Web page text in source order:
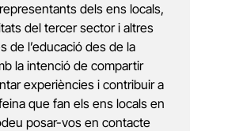
dels ens locals,
del tercer sector i altres
de l’educació des de la
la intenció de compartir
experiències i contribuir a
que fan els ens locals en
posar-vos en contacte